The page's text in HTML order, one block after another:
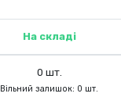
На складі
0 шт.
Вільний залишок: 0 шт.